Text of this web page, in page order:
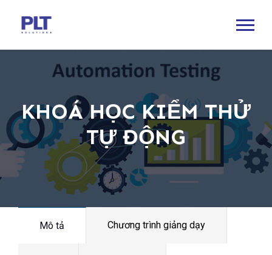
KHOÁ HỌC KIỂM THỬ
TỰ ĐỘNG
Mô tả Chương trình giảng dạy